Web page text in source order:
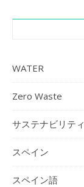
WATER
Zero Waste
サステナビリティ
スペイン
スペイン語